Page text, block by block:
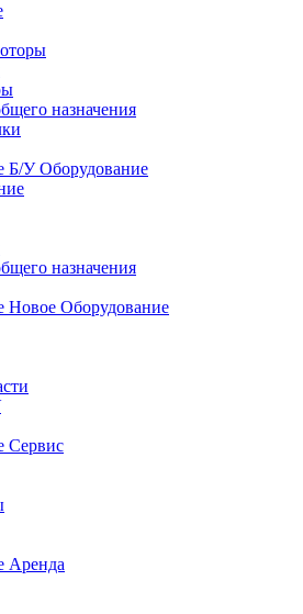
назначения
Б/У Оборудование
назначения
Новое Оборудование
Сервис
Аренда